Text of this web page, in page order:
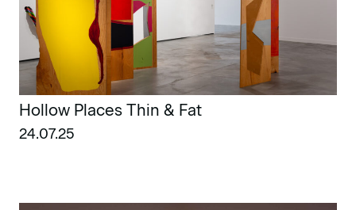
Hollow Places Thin & Fat
24.07.25